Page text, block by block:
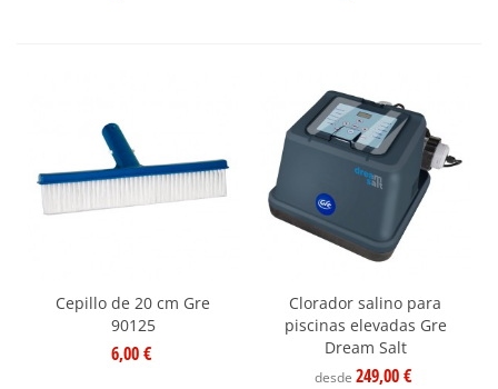
Cepillo de 20 cm Gre
90125
6,00 €
Clorador salino para
piscinas elevadas Gre
Dream Salt
desde 249,00 €